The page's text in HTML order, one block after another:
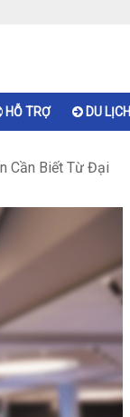
HỖ TRỢ DU LỊCH
Cần Biết Từ Đại